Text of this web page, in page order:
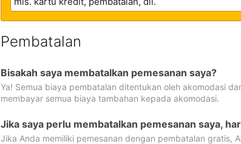
Pembatalan
Bisakah saya membatalkan pemesanan saya?
Ya! Semua biaya pembatalan ditentukan oleh akomodasi
membayar semua biaya tambahan kepada akomodasi.
Jika saya perlu membatalkan pemesanan saya,
Jika Anda memiliki pemesanan dengan pembatalan gratis,